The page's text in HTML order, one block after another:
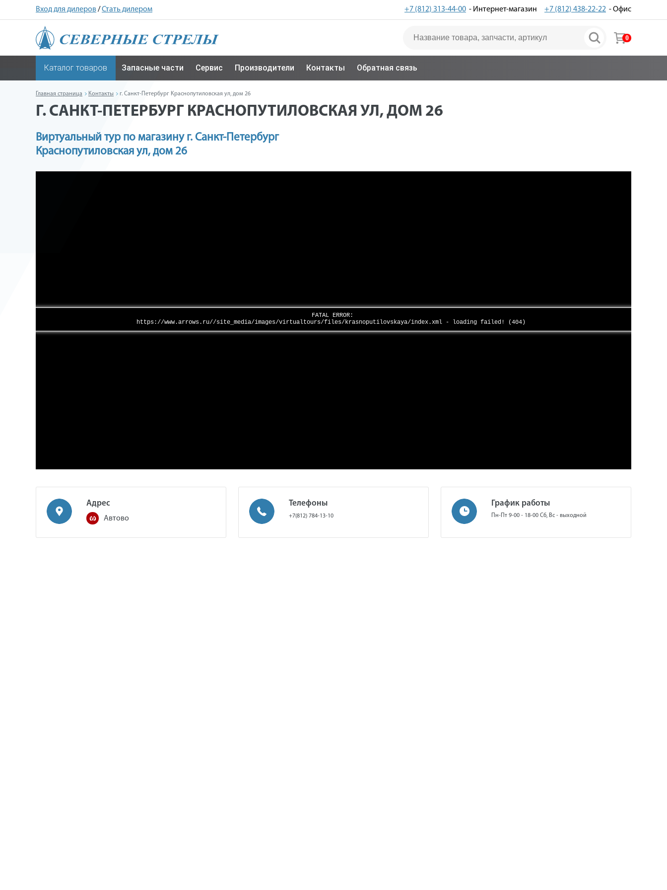
Вход для дилеров/Стать дилером +7 (812) 313-44-00 - Интернет-магазин +7 (812) 438-22-22 - Офис
0
Каталог товаров Запасные части Сервис Производители Контакты Обратная связь
Главная страница Контакты г. Санкт-Петербург Краснопутиловская ул, дом 26
Г. САНКТ-ПЕТЕРБУРГ КРАСНОПУТИЛОВСКАЯ УЛ, ДОМ 26
Виртуальный тур по магазину г. Санкт-Петербург
Краснопутиловская ул, дом 26
FATAL ERROR:
https://www.arrows.ru//site_media/images/virtualtours/files/krasnoputilovskaya/index.xml - loading failed! (404)
Адрес
Автово
Телефоны
+7(812) 784-13-10
График работы
Пн-Пт 9-00 - 18-00 Сб, Вс - выходной